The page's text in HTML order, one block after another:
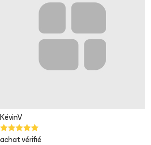
KévinV
achat vérifié